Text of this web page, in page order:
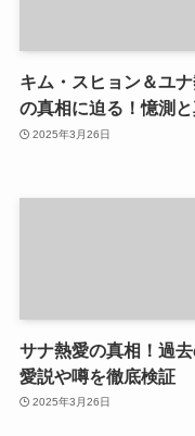
キム・スヒョン＆ユ
の真相に迫る！憶測
2025年3月26日
サナ熱愛の真相！過
愛説や噂を徹底検証
2025年3月26日